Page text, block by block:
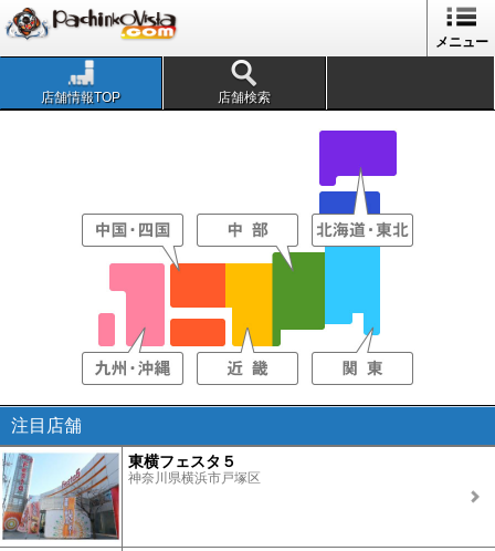
メニュー
店舗情報TOP 店舗検索
注目店舗
東横フェスタ５
神奈川県横浜市戸塚区